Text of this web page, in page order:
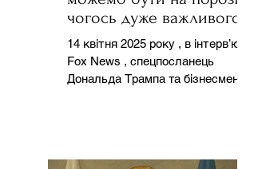
чогось дуже важливого
для світу» — але що це
означає?
14 квітня 2025 року , в інтерв’ю на
Fox News , спецпосланець
Дональда Трампа та бізнесмен